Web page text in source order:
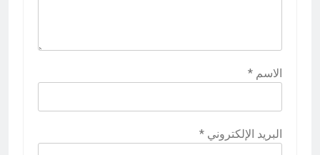
الاسم *
البريد الإلكتروني *